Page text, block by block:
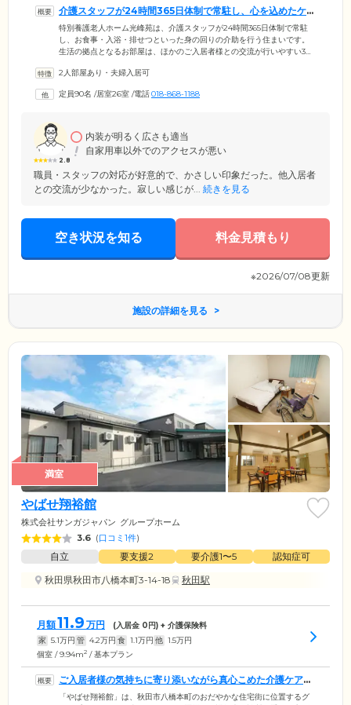
介護スタッフが24時間365日体制で常駐し、心を込めたケア
を行います
特別養護老人ホーム光峰苑は、介護スタッフが24時間365日体制で常駐
し、お食事・入浴・排せつといった身の回りの介助を行う住まいです。
生活の拠点となるお部屋は、ほかのご入居者様との交流が行いやすい3～
ご提供します。浴室設備は個浴のほか、大浴槽・特殊浴槽も完備。お体
り快適に、ゆとりある毎日を過ごしていただけるよう、そしてご家族様
2人部屋あり・夫婦入居可
定員90名 /居室26室 /電話018-868-1188
2.8
内装が明るく広さも適当
自家用車以外でのアクセスが悪い
職員・スタッフの対応が好意的で、かさしい印象だった。他入居者
との交流が少なかった。寂しい感じが... 続きを見る
空き状況を知る 料金見積もり
※2026/07/08更新
施設の詳細を見る
満室
やばせ翔裕館
株式会社サンガジャパン グループホーム
3.6 (口コミ1件)
自立 要支援2 要介護1〜5
認知症可
秋田県秋田市八橋本町3-14-18
秋田駅
月額11.9 万円 (入居金 0 円) + 介護保険料
家 5.1万円 管 4.2万円 食 1.1万円 他 1.5万円
個室 / 9.94m2 / 基本プラン
ご入居者様の気持ちに寄り添いながら真心こめた介護ケアを
お届けします
「やばせ翔裕館」は、秋田市八橋本町のおだやかな住宅街に位置するグ